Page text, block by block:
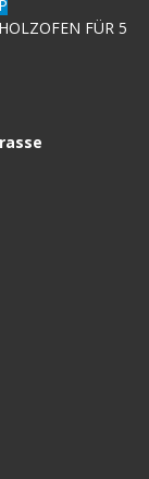
FÜR 5